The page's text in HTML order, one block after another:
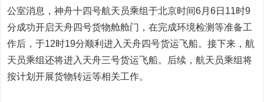
公室消息，神舟十四号航天员乘组于北京时间6月6日11时9
分成功开启天舟四号货物舱舱门，在完成环境检测等准备工
作后，于12时19分顺利进入天舟四号货运飞船。接下来，航
天员乘组还将进入天舟三号货运飞船。后续，航天员乘组将
按计划开展货物转运等相关工作。